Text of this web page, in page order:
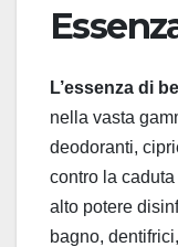
L’essenza di
nella vasta
deodoranti,
contro la
alto potere
bagno,